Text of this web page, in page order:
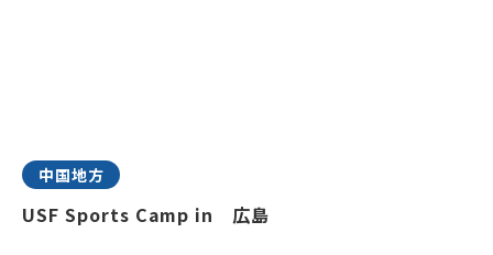
中国地方
USF Sports Camp in 広島